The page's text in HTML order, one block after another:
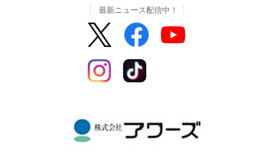
最新ニュース配信中！